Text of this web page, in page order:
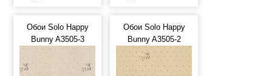
Обои Solo Happy
Bunny A3505-3
Обои Solo Happy
Bunny A3505-2